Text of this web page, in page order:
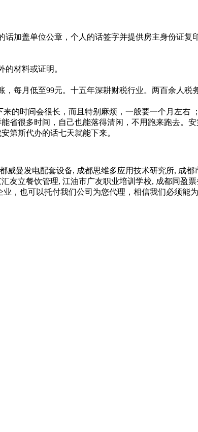
加盖单位公章，个人的话签字并提供房主身份证复
材料或证明。
每月低至99元。十五年深耕财税行业。两百余人税
的时间会很长，而且特别麻烦，一般要一个月左右 ；
省很多时间，自己也能落得清闲，不用跑来跑去。
第斯代办的话七天就能下来。
曼发电配套设备, 成都思维多应用技术研究所, 成都
友立餐饮管理, 江油市广友职业培训学校, 成都同盈
，也可以托付我们公司为您代理，相信我们必须能